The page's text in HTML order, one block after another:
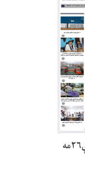
مالیي وزارت برېښنایي اونیزې۲۶مه